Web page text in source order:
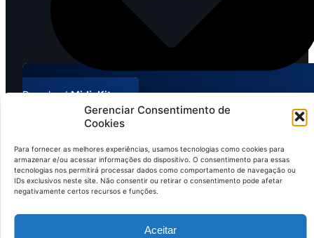
Gerenciar Consentimento de
Cookies
Para fornecer as melhores experiências, usamos tecnologias como cookies para
armazenar e/ou acessar informações do dispositivo. O consentimento para essas
tecnologias nos permitirá processar dados como comportamento de navegação ou
IDs exclusivos neste site. Não consentir ou retirar o consentimento pode afetar
negativamente certos recursos e funções.
Aceitar
DownloadMidiaKit
©2026 Mundo Agro Brasil. Todos os Direitos Reservados.